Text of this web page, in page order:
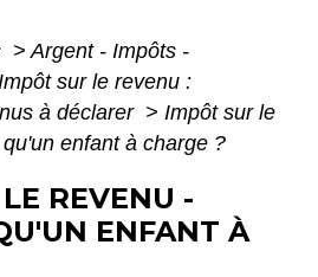
> Argent - Impôts -
sur le revenu :
à déclarer > Impôt sur le
enfant à charge ?
REVENU -
ENFANT À